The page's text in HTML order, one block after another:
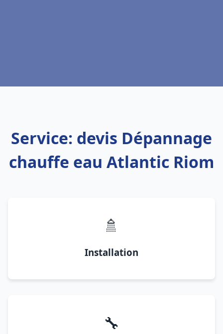
Service: devis Dépannage
chauffe eau Atlantic Riom
🚿
Installation
🔧